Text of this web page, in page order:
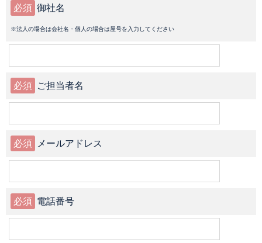
必須 御社名
※法人の場合は会社名・個人の場合は屋号を入力してください
必須 ご担当者名
必須 メールアドレス
必須 電話番号